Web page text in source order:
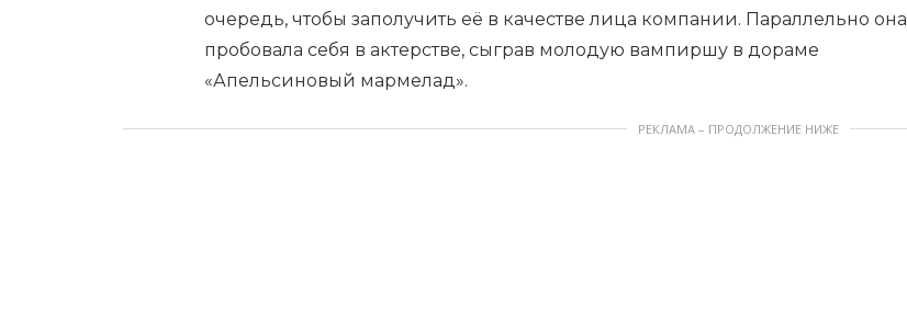
очередь, чтобы заполучить её в качестве лица компании. Параллельно она
пробовала себя в актерстве, сыграв молодую вампиршу в дораме
«Апельсиновый мармелад».
РЕКЛАМА – ПРОДОЛЖЕНИЕ НИЖЕ